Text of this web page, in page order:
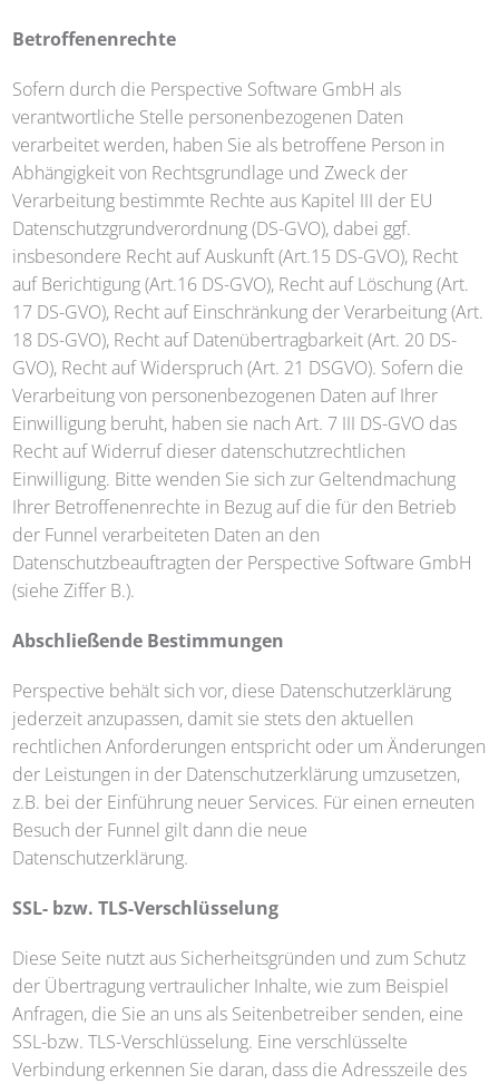
Betroffenenrechte
Sofern durch die Perspective Software GmbH als
verantwortliche Stelle personenbezogenen Daten
verarbeitet werden, haben Sie als betroffene Person in
Abhängigkeit von Rechtsgrundlage und Zweck der
Verarbeitung bestimmte Rechte aus Kapitel III der EU
Datenschutzgrundverordnung (DS-GVO), dabei ggf.
insbesondere Recht auf Auskunft (Art.15 DS-GVO), Recht
auf Berichtigung (Art.16 DS-GVO), Recht auf Löschung (Art.
17 DS-GVO), Recht auf Einschränkung der Verarbeitung (Art.
18 DS-GVO), Recht auf Datenübertragbarkeit (Art. 20 DS-
GVO), Recht auf Widerspruch (Art. 21 DSGVO). Sofern die
Verarbeitung von personenbezogenen Daten auf Ihrer
Einwilligung beruht, haben sie nach Art. 7 III DS-GVO das
Recht auf Widerruf dieser datenschutzrechtlichen
Einwilligung. Bitte wenden Sie sich zur Geltendmachung
Ihrer Betroffenenrechte in Bezug auf die für den Betrieb
der Funnel verarbeiteten Daten an den
Datenschutzbeauftragten der Perspective Software GmbH
(siehe Ziffer B.).
Abschließende Bestimmungen
Perspective behält sich vor, diese Datenschutzerklärung
jederzeit anzupassen, damit sie stets den aktuellen
rechtlichen Anforderungen entspricht oder um Änderungen
der Leistungen in der Datenschutzerklärung umzusetzen,
z.B. bei der Einführung neuer Services. Für einen erneuten
Besuch der Funnel gilt dann die neue
Datenschutzerklärung.
SSL- bzw. TLS-Verschlüsselung
Diese Seite nutzt aus Sicherheitsgründen und zum Schutz
der Übertragung vertraulicher Inhalte, wie zum Beispiel
Anfragen, die Sie an uns als Seitenbetreiber senden, eine
SSL-bzw. TLS-Verschlüsselung. Eine verschlüsselte
Verbindung erkennen Sie daran, dass die Adresszeile des